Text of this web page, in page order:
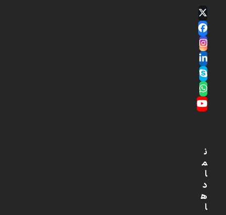
Twitter
(deprecated)
Facebook
Instagram
LinkedIn
Skype
Whatsapp
YouTube
ن
م
ا
د
ه
ا